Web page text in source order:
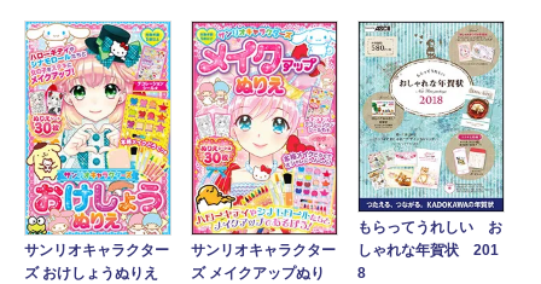
サンリオキャラクター
ズ おけしょうぬりえ
サンリオキャラクター
ズ メイクアップぬり
もらってうれしい お
しゃれな年賀状 201
8